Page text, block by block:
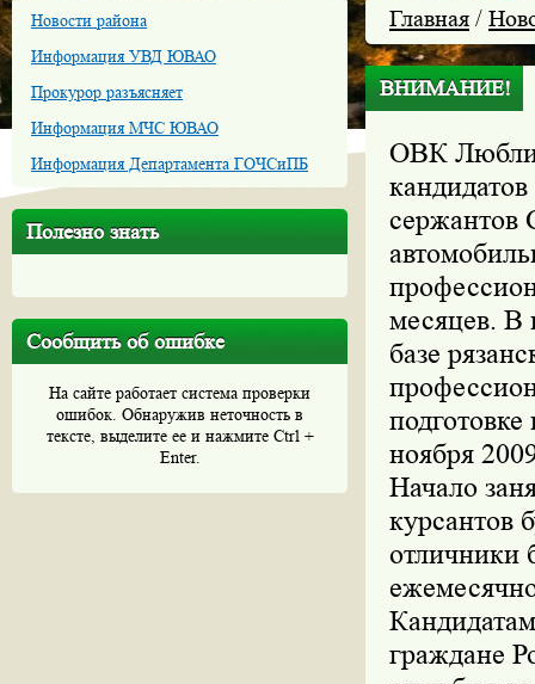
Новости района
Информация УВД ЮВАО
Прокурор разъясняет
Информация МЧС ЮВАО
Информация Департамента ГОЧСиПБ
Полезно знать
Сообщить об ошибке
На сайте работает система проверки
ошибок. Обнаружив неточность в
тексте, выделите ее и нажмите Ctrl +
Enter.
Главная /
ВНИМАНИЕ!
ОВК
сержантов
месяцев. В
базе
ноября
Начало
курсантов
отличники
граждане